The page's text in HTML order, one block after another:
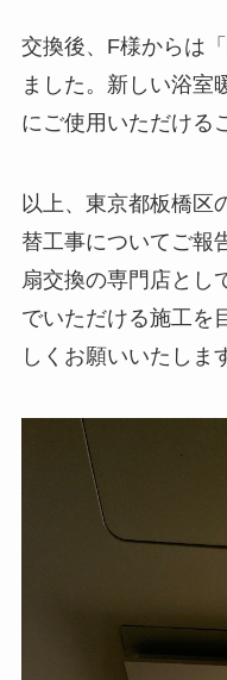
交換後、F様からは
ました。新しい浴室
にご使用いただける
以上、東京都板橋区
替工事についてご報
扇交換の専門店とし
でいただける施工を
しくお願いいたしま